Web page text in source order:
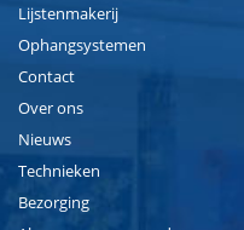
Lijstenmakerij
Ophangsystemen
Contact
Over ons
Nieuws
Technieken
Bezorging